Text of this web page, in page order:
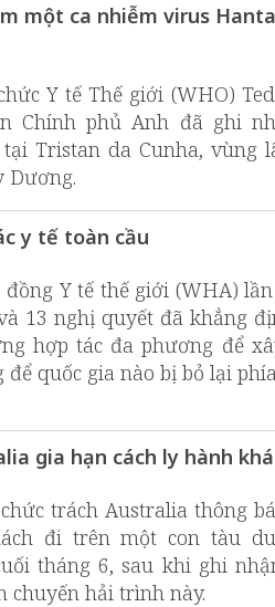
một ca nhiễm virus
Y tế Thế giới (WHO)
Chính phủ Anh đã ghi
Tristan da Cunha, vùng
Dương.
y tế toàn cầu
Y tế thế giới (WHA)
13 nghị quyết đã khẳng
hợp tác đa phương để
quốc gia nào bị bỏ lại
gia hạn cách ly hành
trách Australia thông
đi trên một con tàu
tháng 6, sau khi ghi
chuyến hải trình này.